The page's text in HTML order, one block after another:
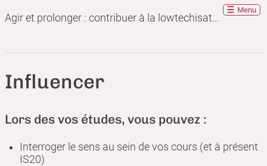
Agir et prolonger : contribuer à la lowtechisation en tant qu'ingénieur
Menu
Influencer
Lors des vos études, vous pouvez :
Interroger le sens au sein de vos cours (et à présent
IS20)